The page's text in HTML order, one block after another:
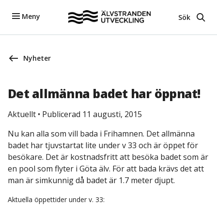
Meny Sök
Nyheter
Det allmänna badet har öppnat!
Aktuellt • Publicerad 11 augusti, 2015
Nu kan alla som vill bada i Frihamnen. Det allmänna
badet har tjuvstartat lite under v 33 och är öppet för
besökare. Det är kostnadsfritt att besöka badet som är
en pool som flyter i Göta älv. För att bada krävs det att
man är simkunnig då badet är 1.7 meter djupt.
Aktuella öppettider under v. 33: